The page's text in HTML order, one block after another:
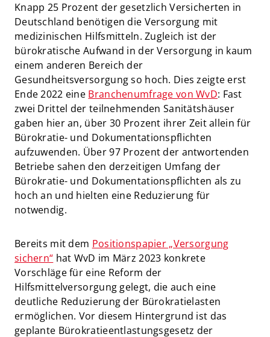
Knapp 25 Prozent der gesetzlich Versicherten in
Deutschland benötigen die Versorgung mit
medizinischen Hilfsmitteln. Zugleich ist der
bürokratische Aufwand in der Versorgung in kaum
einem anderen Bereich der
Gesundheitsversorgung so hoch. Dies zeigte erst
Ende 2022 eine Branchenumfrage von WvD: Fast
zwei Drittel der teilnehmenden Sanitätshäuser
gaben hier an, über 30 Prozent ihrer Zeit allein für
Bürokratie- und Dokumentationspflichten
aufzuwenden. Über 97 Prozent der antwortenden
Betriebe sahen den derzeitigen Umfang der
Bürokratie- und Dokumentationspflichten als zu
hoch an und hielten eine Reduzierung für
notwendig.
Bereits mit dem Positionspapier „Versorgung
sichern“ hat WvD im März 2023 konkrete
Vorschläge für eine Reform der
Hilfsmittelversorgung gelegt, die auch eine
deutliche Reduzierung der Bürokratielasten
ermöglichen. Vor diesem Hintergrund ist das
geplante Bürokratieentlastungsgesetz der